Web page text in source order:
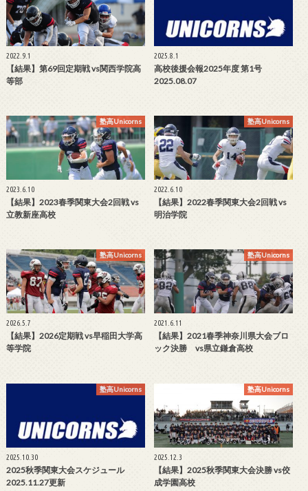
2022.9.1
【結果】第69回定期戦 vs関西学院高
等部
2025.8.1
高校後援会報2025年度 第1号
2025.08.07
塾高Unicorns
2023.6.10
【結果】2023春季関東大会2回戦 vs
立教新座高校
塾高Unicorns
2022.6.10
【結果】2022春季関東大会2回戦 vs
明治学院
塾高Unicorns
2026.5.7
【結果】2026定期戦 vs早稲田大学高
等学院
塾高Unicorns
2021.6.11
【結果】2021春季神奈川県大会ブロ
ック決勝 vs県立鎌倉高校
塾高Unicorns
2025.10.30
2025秋季関東大会スケジュール
2025.11.27更新
塾高Unicorns
2025.12.3
【結果】2025秋季関東大会決勝 vs佼
成学園高校